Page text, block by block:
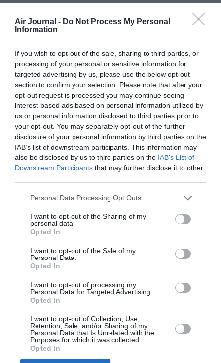
Air Journal - Do Not Process My Personal
Information
If you wish to opt-out of the sale, sharing to third parties, or
processing of your personal or sensitive information for
targeted advertising by us, please use the below opt-out
section to confirm your selection. Please note that after your
opt-out request is processed you may continue seeing
interest-based ads based on personal information utilized by
us or personal information disclosed to third parties prior to
your opt-out. You may separately opt-out of the further
disclosure of your personal information by third parties on the
IAB’s list of downstream participants. This information may
also be disclosed by us to third parties on the IAB’s List of
Downstream Participants that may further disclose it to other
Personal Data Processing Opt Outs
I want to opt-out of the Sharing of my
personal data.
Opted In
I want to opt-out of the Sale of my
Personal Data.
Opted In
I want to opt-out of processing my
Personal Data for Targeted Advertising.
Opted In
I want to opt-out of Collection, Use,
Retention, Sale, and/or Sharing of my
Personal Data that Is Unrelated with the
Purposes for which it was collected.
Opted In
COMMENTAIRE(S)
min
Le variant bêta a touché toute la classe politique. Après les
JO de Tokyo a huis clos, le concours du gouvernement qui
aura pris les mesures les plus débiles? Lequel aura été le
plus efficace pour détruire don économie ?
RÉPONDRE
LAISSER UN COMMENTAIRE
FAIRE UN DON
Appel aux lecteurs !
développement !
NOUS SOUTENIR